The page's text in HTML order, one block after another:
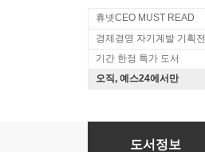
휴넷CEO MUST READ
경제경영 자기계발 기획전
기간 한정 특가 도서
오직, 예스24에서만
하이퍼포커스
도서정보